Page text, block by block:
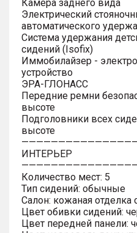
Камера заднего вида
Электрический
автоматического
Система удержания
сидений (Isofix)
Иммобилайзер -
устройство
ЭРА-ГЛОНАСС
Передние ремни
высоте
Подголовники всех
высоте
ИНТЕРЬЕР
Количество мест: 5
Тип сидений: обычные
Салон: кожаная
Цвет обивки сидений:
Цвет передней панели: